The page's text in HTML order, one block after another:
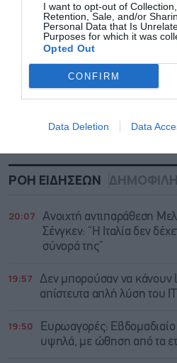
I want to opt-out of Collection,
Retention, Sale, and/or
Personal Data that Is
Purposes for which it was
Opted Out
CONFIRM
Data Deletion Data
ΡΟΗ ΕΙΔΗΣΕΩΝ ΔΗΜΟΦΙΛΗ
20:07
Ανοιχτή αντιπαράθεση
Σένγκεν: “Η Ιταλία δεν
σύνορά της”
19:57
Δεν μπορούσαν να κάνουν
απίστευτα απλή λύση του IT
19:50
Ευρωαγορές: Εβδομαδιαίο
υψηλά, με ώθηση από τα